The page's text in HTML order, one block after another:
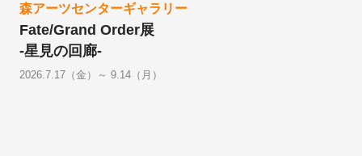
森アーツセンターギャラリー
Fate/Grand Order展
-星見の回廊-
2026.7.17（金）～ 9.14（月）